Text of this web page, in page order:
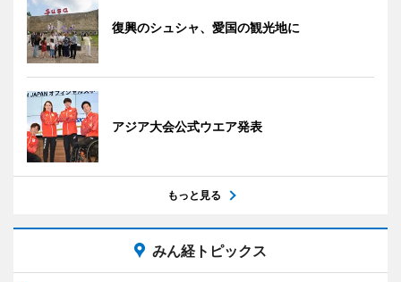
復興のシュシャ、愛国の観光地に
アジア大会公式ウエア発表
もっと見る
みん経トピックス